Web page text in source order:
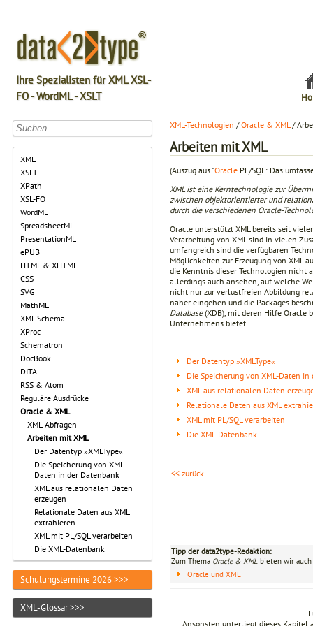
Ihre Spezialisten für XML XSL-
FO - WordML - XSLT
XML
XSLT
XPath
XSL-FO
WordML
SpreadsheetML
PresentationML
ePUB
HTML & XHTML
CSS
SVG
MathML
XML Schema
XProc
Schematron
DocBook
DITA
RSS & Atom
Reguläre Ausdrücke
Oracle & XML
XML-Abfragen
Arbeiten mit XML
Der Datentyp »XMLType«
Die Speicherung von XML-
Daten in der Datenbank
XML aus relationalen Daten
erzeugen
Relationale Daten aus XML
extrahieren
XML mit PL/SQL verarbeiten
Die XML-Datenbank
Schulungstermine 2026 >>>
XML-Glossar >>>
XML-Technologien /Oracle & XML/
Arbeiten mit XML
(Auszug aus "Oracle PL/SQL: Das
XML ist eine Kerntechnologie zur
zwischen objektorientierter und
durch die verschiedenen Oracle-
Oracle unterstützt XML bereits seit
Verarbeitung von XML sind in vielen
umfangreich sind die verfügbaren
Möglichkeiten zur Erzeugung von XML
die Kenntnis dieser Technologien nicht
allerdings auch ansehen, auf welche
nicht nur zur verlustfreien Abbildung
näher eingehen und die Packages
Database(XDB), mit deren Hilfe Oracle
Unternehmens bietet.
Der Datentyp »XMLType«
Die Speicherung von XML-Daten
XML aus relationalen Daten
Relationale Daten aus XML
XML mit PL/SQL verarbeiten
Die XML-Datenbank
<< zurück
Tipp der data2type-Redaktion:
Zum Thema Oracle & XML bieten wir
Oracle und XML
Ansonsten unterliegt dieses Kapitel